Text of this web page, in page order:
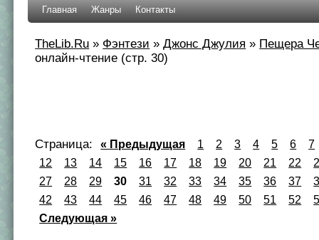
Главная Жанры Контакты
TheLib.Ru » Фэнтези »Джонс Джулия » Пещера
онлайн-чтение (стр. 30)
Страница: « Предыдущая 1 2 3 4 5 6
7
12
13 14 15 16 17 18 19 20 21 22
27
28 29 30 31 32 33 34 35 36 37
42
43 44 45 46 47 48 49 50 51 52
Следующая »